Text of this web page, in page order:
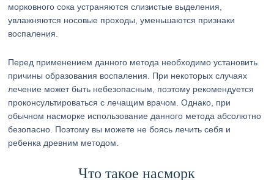
морковного сока устраняются слизистые выделения,
увлажняются носовые проходы, уменьшаются признаки
воспаления.
Перед применением данного метода необходимо установить
причины образования воспаления. При некоторых случаях
лечение может быть небезопасным, поэтому рекомендуется
проконсультироваться с лечащим врачом. Однако, при
обычном насморке использование данного метода абсолютно
безопасно. Поэтому вы можете не боясь лечить себя и
ребенка древним методом.
Что такое насморк